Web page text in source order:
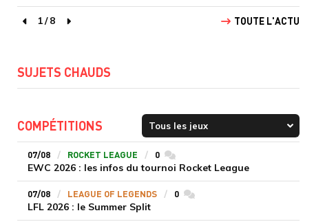
page précédente
1/8
page suivante
TOUTE L'ACTU
SUJETS CHAUDS
COMPÉTITIONS
07/08 ROCKET LEAGUE 0commentaires
EWC 2026 : les infos du tournoi Rocket League
07/08 LEAGUE OF LEGENDS 0commentaires
LFL 2026 : le Summer Split